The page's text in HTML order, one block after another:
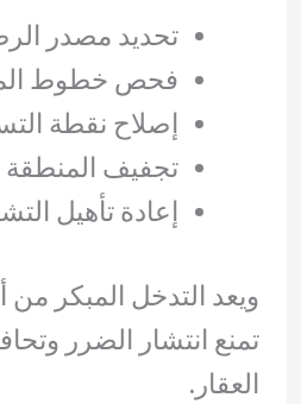
تحديد مصدر
فحص خطوط
إصلاح نقطة
تجفيف المنطقة
إعادة تأهيل
ويعد التدخل المبكر من
تمنع انتشار الضرر
العقار.